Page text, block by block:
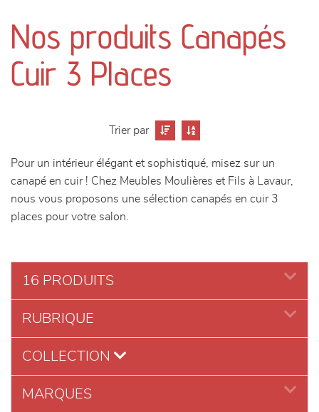
séjours
meubles de complément
décoration
Nos produits Canapés
Cuir 3 Places
Trier par
Pour un intérieur élégant et sophistiqué, misez sur un
canapé en cuir ! Chez Meubles Moulières et Fils à Lavaur,
nous vous proposons une sélection canapés en cuir 3
places pour votre salon.
16 PRODUITS
RUBRIQUE
COLLECTION
MARQUES